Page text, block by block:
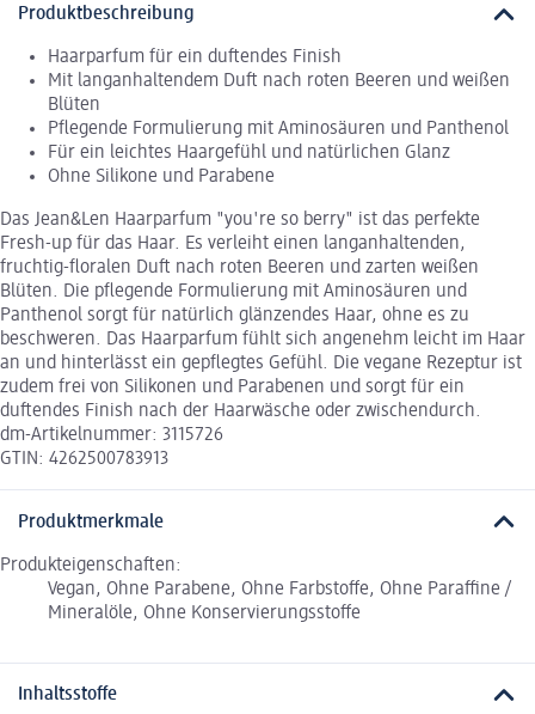
Produktbeschreibung
Haarparfum für ein duftendes Finish
Mit langanhaltendem Duft nach roten Beeren und weißen
Blüten
Pflegende Formulierung mit Aminosäuren und Panthenol
Für ein leichtes Haargefühl und natürlichen Glanz
Ohne Silikone und Parabene
Das Jean&Len Haarparfum "you're so berry" ist das perfekte
Fresh-up für das Haar. Es verleiht einen langanhaltenden,
fruchtig-floralen Duft nach roten Beeren und zarten weißen
Blüten. Die pflegende Formulierung mit Aminosäuren und
Panthenol sorgt für natürlich glänzendes Haar, ohne es zu
beschweren. Das Haarparfum fühlt sich angenehm leicht im Haar
an und hinterlässt ein gepflegtes Gefühl. Die vegane Rezeptur ist
zudem frei von Silikonen und Parabenen und sorgt für ein
duftendes Finish nach der Haarwäsche oder zwischendurch.
dm-Artikelnummer: 3115726
GTIN: 4262500783913
Produktmerkmale
Produkteigenschaften:
Vegan, Ohne Parabene, Ohne Farbstoffe, Ohne Paraffine /
Mineralöle, Ohne Konservierungsstoffe
Inhaltsstoffe